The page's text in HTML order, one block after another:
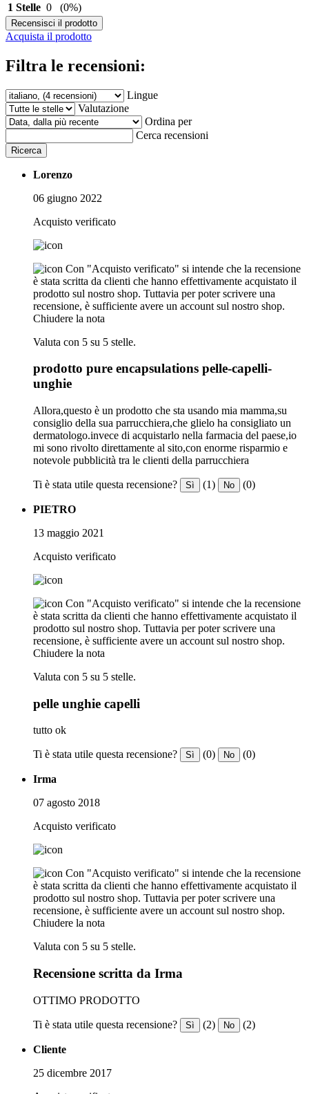
1 Stelle 0 (0%)
Recensisci il prodotto
Acquista il prodotto
Filtra le recensioni:
Lingue
Valutazione
Ordina per
Cerca recensioni
Ricerca
Lorenzo
06 giugno 2022
Acquisto verificato
Con "Acquisto verificato" si intende che la recensione
è stata scritta da clienti che hanno effettivamente acquistato il
prodotto sul nostro shop. Tuttavia per poter scrivere una
recensione, è sufficiente avere un account sul nostro shop.
Chiudere la nota
Valuta con 5 su 5 stelle.
prodotto pure encapsulations pelle-capelli-
unghie
Allora,questo è un prodotto che sta usando mia mamma,su
consiglio della sua parrucchiera,che glielo ha consigliato un
dermatologo.invece di acquistarlo nella farmacia del paese,io
mi sono rivolto direttamente al sito,con enorme risparmio e
notevole pubblicità tra le clienti della parrucchiera
Ti è stata utile questa recensione? Sì (1) No (0)
PIETRO
13 maggio 2021
Acquisto verificato
Con "Acquisto verificato" si intende che la recensione
è stata scritta da clienti che hanno effettivamente acquistato il
prodotto sul nostro shop. Tuttavia per poter scrivere una
recensione, è sufficiente avere un account sul nostro shop.
Chiudere la nota
Valuta con 5 su 5 stelle.
pelle unghie capelli
tutto ok
Ti è stata utile questa recensione? Sì (0) No (0)
Irma
07 agosto 2018
Acquisto verificato
Con "Acquisto verificato" si intende che la recensione
è stata scritta da clienti che hanno effettivamente acquistato il
prodotto sul nostro shop. Tuttavia per poter scrivere una
recensione, è sufficiente avere un account sul nostro shop.
Chiudere la nota
Valuta con 5 su 5 stelle.
Recensione scritta da Irma
OTTIMO PRODOTTO
Ti è stata utile questa recensione? Sì (2) No (2)
Cliente
25 dicembre 2017